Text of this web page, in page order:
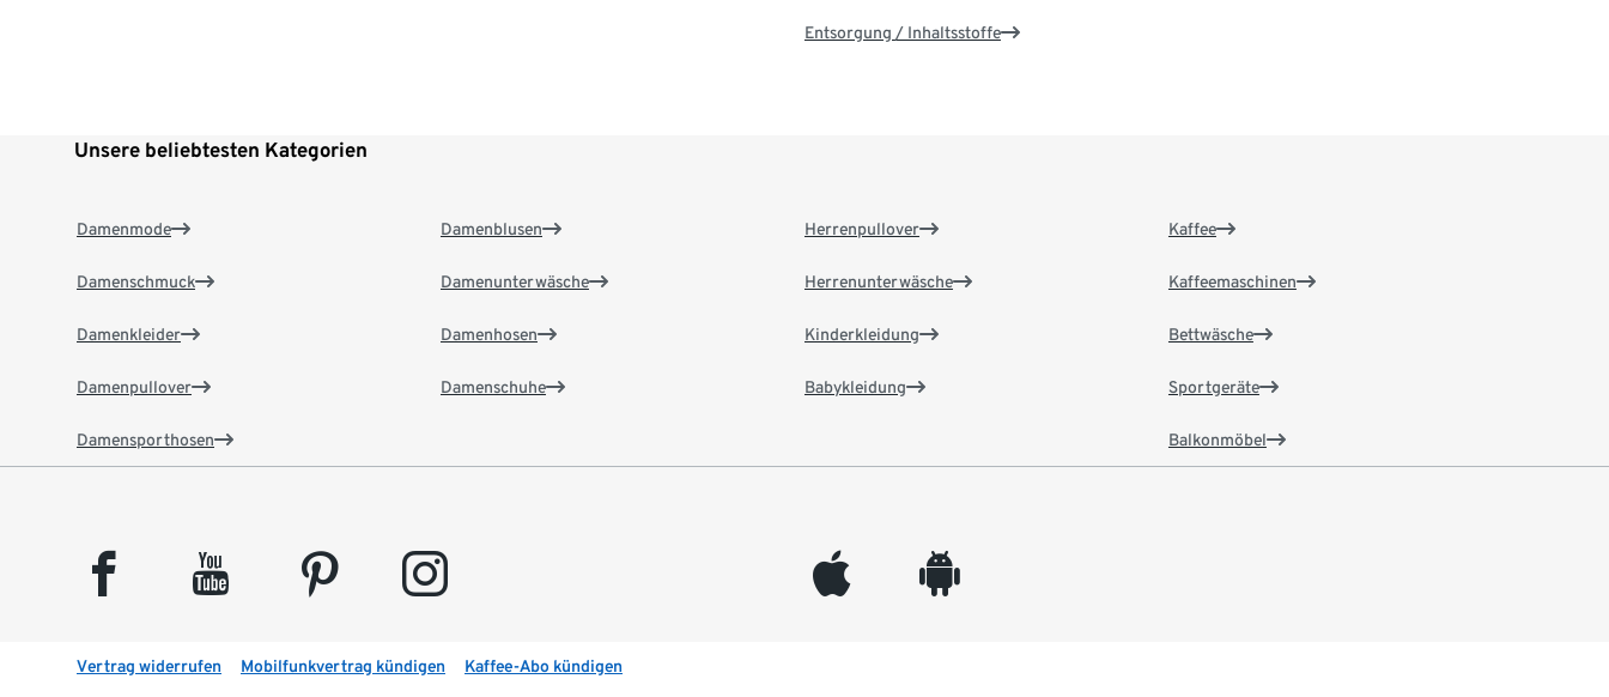
Entsorgung / Inhaltsstoffe
Unsere beliebtesten Kategorien
Damenmode
Damenschmuck
Damenkleider
Damenpullover
Damensporthosen
Damenblusen
Damenunterwäsche
Damenhosen
Damenschuhe
Herrenpullover
Herrenunterwäsche
Kinderkleidung
Babykleidung
Kaffee
Kaffeemaschinen
Bettwäsche
Sportgeräte
Balkonmöbel
facebook youtube pinterest instagram appleinc android
Vertrag widerrufen Mobilfunkvertrag kündigen Kaffee-Abo kündigen